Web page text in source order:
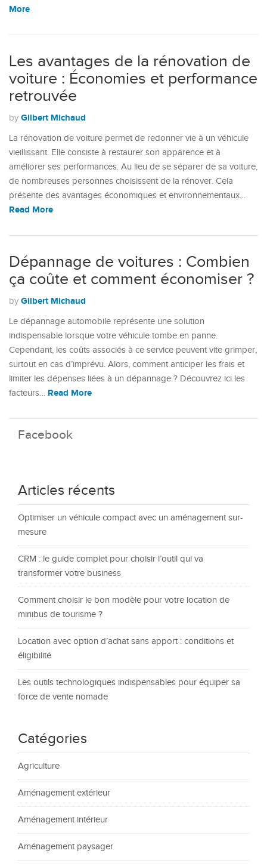
More
Les avantages de la rénovation de
voiture : Économies et performance
retrouvée
by Gilbert Michaud
La rénovation de voiture permet de redonner vie à un véhicule
vieillissant. Elle consiste à restaurer son apparence et à
améliorer ses performances. Au lieu de se séparer de sa voiture,
de nombreuses personnes choisissent de la rénover. Cela
présente des avantages économiques et environnementaux…
Read More
Dépannage de voitures : Combien
ça coûte et comment économiser ?
by Gilbert Michaud
Le dépannage automobile représente une solution
indispensable lorsque votre véhicule tombe en panne.
Cependant, les coûts associés à ce service peuvent vite grimper,
surtout en cas d’imprévu. Alors, comment anticiper les frais et
limiter les dépenses liées à un dépannage ? Découvrez ici les
facteurs… Read More
Facebook
Articles récents
Optimiser un véhicule compact avec un aménagement sur-
mesure
CRM : le guide complet pour choisir l’outil qui va
transformer votre business
Comment choisir le bon modèle pour votre location de
minibus de tourisme ?
Location avec option d’achat sans apport : conditions et
éligibilité
Les outils technologiques indispensables pour équiper sa
force de vente nomade
Catégories
Agriculture
Aménagement extérieur
Aménagement intérieur
Aménagement paysager